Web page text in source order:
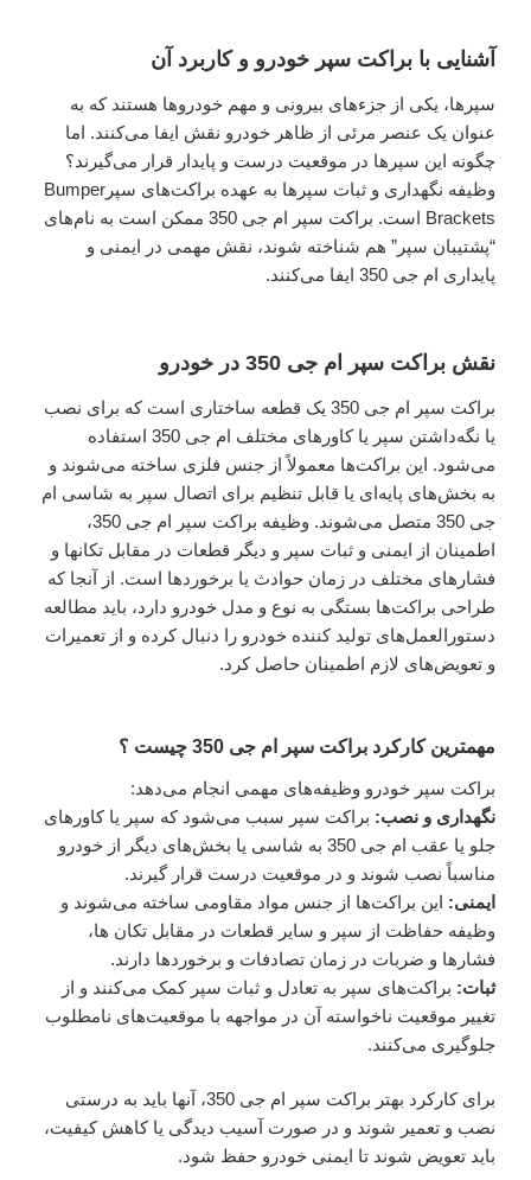
آشنایی با براکت سپر خودرو و کاربرد آن
سپرها، یکی از جزء‌های بیرونی و مهم خودروها هستند که به
عنوان یک عنصر مرئی از ظاهر خودرو نقش ایفا می‌کنند. اما
چگونه این سپرها در موقعیت درست و پایدار قرار می‌گیرند؟
وظیفه نگهداری و ثبات سپرها به عهده براکت‌های سپرBumper
Brackets است. براکت سپر ام جی 350 ممکن است به نام‌های
“پشتیبان سپر” هم شناخته شوند، نقش مهمی در ایمنی و
پایداری ام جی 350 ایفا می‌کنند.
نقش براکت سپر ام جی 350 در خودرو
براکت سپر ام جی 350 یک قطعه ساختاری است که برای نصب
یا نگه‌داشتن سپر یا کاورهای مختلف ام جی 350 استفاده
می‌شود. این براکت‌ها معمولاً از جنس فلزی ساخته می‌شوند و
به بخش‌های پایه‌ای یا قابل تنظیم برای اتصال سپر به شاسی ام
جی 350 متصل می‌شوند. وظیفه براکت سپر ام جی 350،
اطمینان از ایمنی و ثبات سپر و دیگر قطعات در مقابل تکانها و
فشارهای مختلف در زمان حوادث یا برخوردها است. از آنجا که
طراحی براکت‌ها بستگی به نوع و مدل خودرو دارد، باید مطالعه
دستورالعمل‌های تولید کننده خودرو را دنبال کرده و از تعمیرات
و تعویض‌های لازم اطمینان حاصل کرد.
مهمترین کارکرد براکت سپر ام جی 350 چیست ؟
براکت سپر خودرو وظیفه‌های مهمی انجام می‌دهد:
نگهداری و نصب: براکت سپر سبب می‌شود که سپر یا کاورهای
جلو یا عقب ام جی 350 به شاسی یا بخش‌های دیگر از خودرو
مناسباً نصب شوند و در موقعیت درست قرار گیرند.
ایمنی: این براکت‌ها از جنس مواد مقاومی ساخته می‌شوند و
وظیفه حفاظت از سپر و سایر قطعات در مقابل تکان ها،
فشارها و ضربات در زمان تصادفات و برخوردها دارند.
ثبات: براکت‌های سپر به تعادل و ثبات سپر کمک می‌کنند و از
تغییر موقعیت ناخواسته آن در مواجهه با موقعیت‌های نامطلوب
جلوگیری می‌کنند.
برای کارکرد بهتر براکت سپر ام جی 350، آنها باید به درستی
نصب و تعمیر شوند و در صورت آسیب دیدگی یا کاهش کیفیت،
باید تعویض شوند تا ایمنی خودرو حفظ شود.